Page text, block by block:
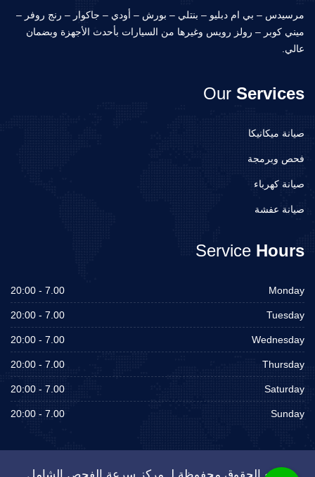
مرسيدس – بي ام دبليو – بنتلي – بورش – أودي – جاكوار – رنج روفر –
ميني كوبر – رولز رويس وغيرها من السيارات بأحدث الأجهزة وبضمان
عالي.
Our Services
صيانة ميكانيكا
فحص وبرمجة
صيانة كهرباء
صيانة عفشة
Service Hours
Monday
7.00 - 20:00
Tuesday
7.00 - 20:00
Wednesday
7.00 - 20:00
Thursday
7.00 - 20:00
Saturday
7.00 - 20:00
Sunday
7.00 - 20:00